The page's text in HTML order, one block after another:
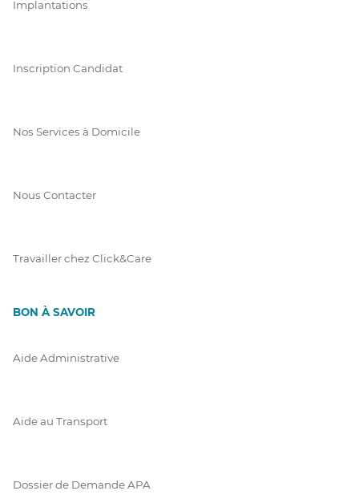
Implantations
Inscription Candidat
Nos Services à Domicile
Nous Contacter
Travailler chez Click&Care
BON À SAVOIR
Aide Administrative
Aide au Transport
Dossier de Demande APA